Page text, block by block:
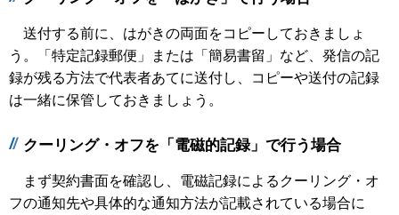
送付する前に、はがきの両面をコピーしておきましょ
う。「特定記録郵便」または「簡易書留」など、発信の記
録が残る方法で代表者あてに送付し、コピーや送付の記録
は一緒に保管しておきましょう。
クーリング・オフを「電磁的記録」で行う場合
まず契約書面を確認し、電磁記録によるクーリング・オ
フの通知先や具体的な通知方法が記載されている場合に